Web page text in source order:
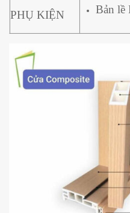
PHỤ KIỆN Bản lề